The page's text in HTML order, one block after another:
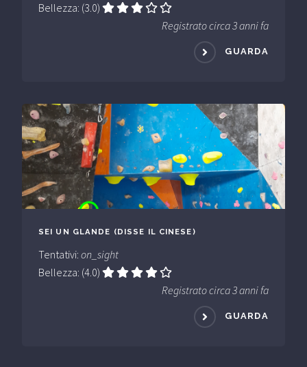
Bellezza: (3.0)
Registrato circa 3 anni fa
GUARDA
SEI UN GLANDE (DISSE IL CINESE)
Tentativi: on_sight
Bellezza: (4.0)
Registrato circa 3 anni fa
GUARDA